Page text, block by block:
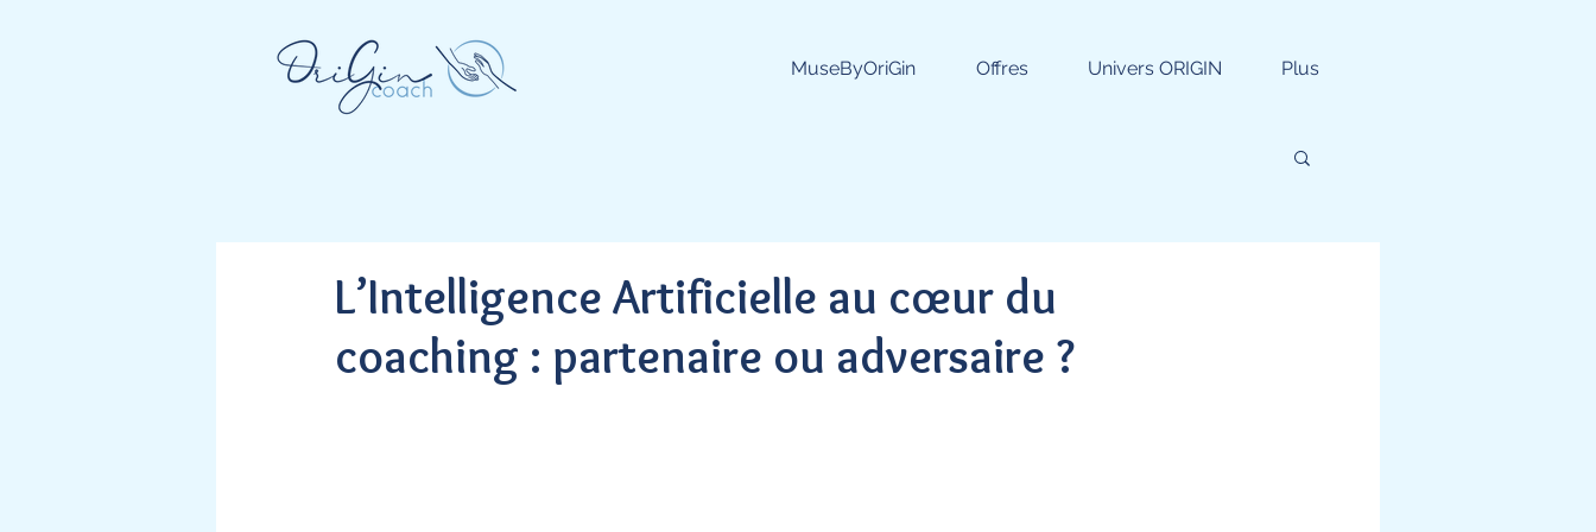
MuseByOriGin Offres Univers ORIGIN Plus
L’Intelligence Artificielle au cœur du
coaching : partenaire ou adversaire ?